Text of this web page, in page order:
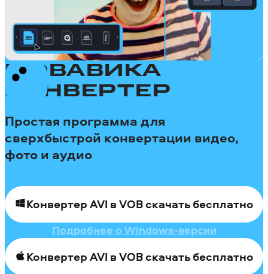
МОВАВИКА
КОНВЕРТЕР
Простая программа для
сверхбыстрой конвертации видео,
фото и аудио
Конвертер AVI в VOB скачать бесплатно
Подробнее о Windows-версии
Конвертер AVI в VOB скачать бесплатно